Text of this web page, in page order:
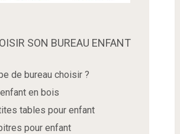
SON BUREAU ENFANT
de bureau choisir ?
en bois
tables pour enfant
pour enfant